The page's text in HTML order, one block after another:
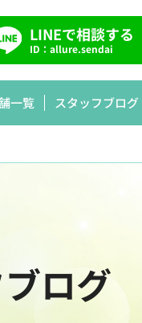
LINEで相談する
ID：allure.sendai
一覧 スタッフブログ
ブログ